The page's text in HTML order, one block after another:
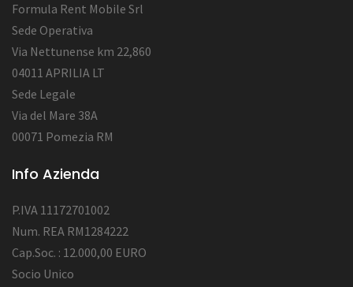
Formula Rent Mobile Srl
Sede Operativa
Via Nettunense km 22,860
04011 APRILIA LT
Sede Legale
Via del Mare 38A
00071 Pomezia RM
Info Azienda
P.IVA 11172701002
Num. REA RM1284222
Cap.Soc. : 12.000,00 EURO
Socio Unico